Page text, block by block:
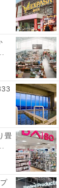
口コミが寄
畳